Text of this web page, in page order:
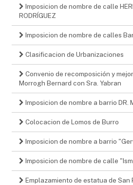
Imposicion de nombre de calle
RODRÍGUEZ
Imposicion de nombre de calles
Clasificacion de Urbanizaciones
Convenio de recomposición y
Morrogh Bernard con Sra. Yabran
Imposicion de nombre a barrio DR.
Colocacion de Lomos de Burro
Imposicion de nombre a barrio
Imposicion de nombre de calle
Emplazamiento de estatua de San